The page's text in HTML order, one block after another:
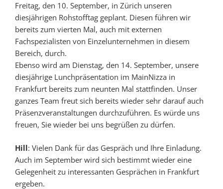
Freitag, den 10. September, in Zürich unseren
diesjährigen Rohstofftag geplant. Diesen führen wir
bereits zum vierten Mal, auch mit externen
Fachspezialisten von Einzelunternehmen in diesem
Bereich, durch.
Ebenso wird am Dienstag, den 14. September, unsere
diesjährige Lunchpräsentation im MainNizza in
Frankfurt bereits zum neunten Mal stattfinden. Unser
ganzes Team freut sich bereits wieder sehr darauf auch
Präsenzveranstaltungen durchzuführen. Es würde uns
freuen, Sie wieder bei uns begrüßen zu dürfen.
Hill: Vielen Dank für das Gespräch und Ihre Einladung.
Auch im September wird sich bestimmt wieder eine
Gelegenheit zu interessanten Gesprächen in Frankfurt
ergeben.